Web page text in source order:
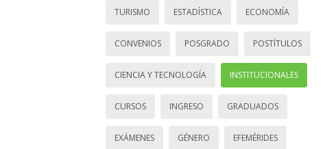
TURISMO ESTADÍSTICA ECONOMÍA
CONVENIOS POSGRADO POSTÍTULOS
CIENCIA Y TECNOLOGÍA INSTITUCIONALES
CURSOS INGRESO GRADUADOS
EXÁMENES GÉNERO EFEMÉRIDES